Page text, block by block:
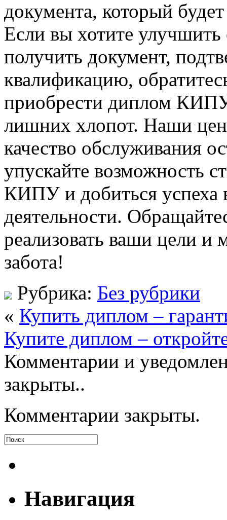
документа, который
Если вы хотите
получить документ,
квалификацию,
приобрести диплом
лишних хлопот. Наши
качество обслуживания
упускайте возможность
КИПУ и добиться успеха
деятельности.
реализовать ваши цели
забота!
Рубрика: Без рубрики
« Купить диплом –
Купите диплом –
Комментарии и
закрыты..
Комментарии закрыты.
Навигация